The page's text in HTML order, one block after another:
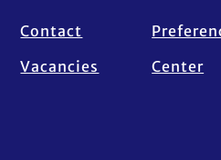
Contact
Vacancies
Center